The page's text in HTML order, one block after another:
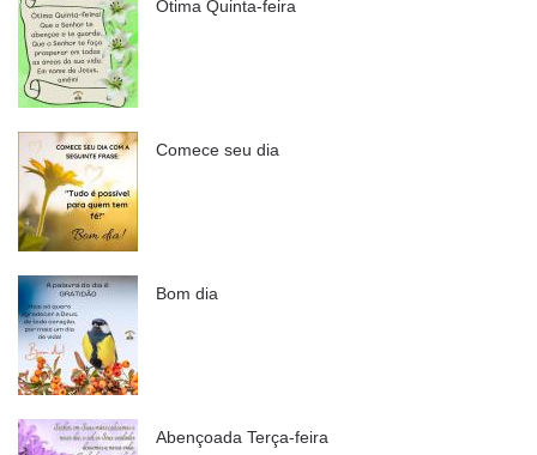
Ótima Quinta-feira
Comece seu dia
Bom dia
Abençoada Terça-feira